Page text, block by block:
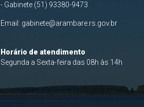
- Gabinete (51) 93380-9473
Email: gabinete@arambare.rs.gov.br
Horário de atendimento
Segunda a Sexta-feira das 08h às 14h